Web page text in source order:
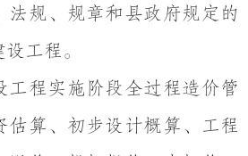
法规、规章和县政府规定的
工程。
程实施阶段全过程造价管
估算、初步设计概算、工程